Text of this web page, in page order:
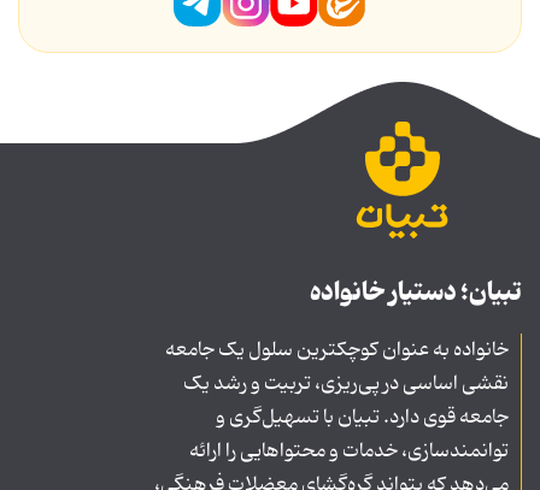
تبیان؛ دستیار خانواده
خانواده به عنوان کوچکترین سلول یک جامعه
نقشی اساسی در پی‌ریزی، تربیت و رشد یک
جامعه قوی دارد. تبیان با تسهیل‌گری و
توانمندسازی، خدمات و محتواهایی را ارائه